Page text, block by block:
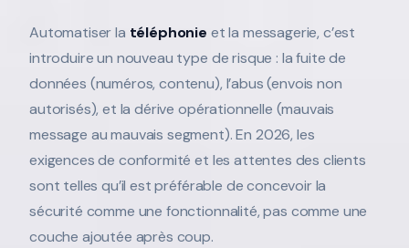
Automatiser la téléphonie et la messagerie, c’est
introduire un nouveau type de risque : la fuite de
données (numéros, contenu), l’abus (envois non
autorisés), et la dérive opérationnelle (mauvais
message au mauvais segment). En 2026, les
exigences de conformité et les attentes des clients
sont telles qu’il est préférable de concevoir la
sécurité comme une fonctionnalité, pas comme une
couche ajoutée après coup.